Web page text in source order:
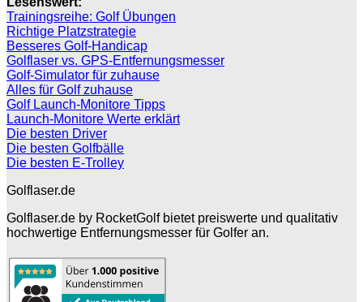
Trainingsreihe: Golf Übungen
Richtige Platzstrategie
Besseres Golf-Handicap
Golflaser vs. GPS-Entfernungsmesser
Golf-Simulator für zuhause
Alles für Golf zuhause
Golf Launch-Monitore Tipps
Launch-Monitore Werte erklärt
Die besten Driver
Die besten Golfbälle
Die besten E-Trolley
Golflaser.de
Golflaser.de by RocketGolf bietet preiswerte und qualitativ
hochwertige Entfernungsmesser für Golfer an.